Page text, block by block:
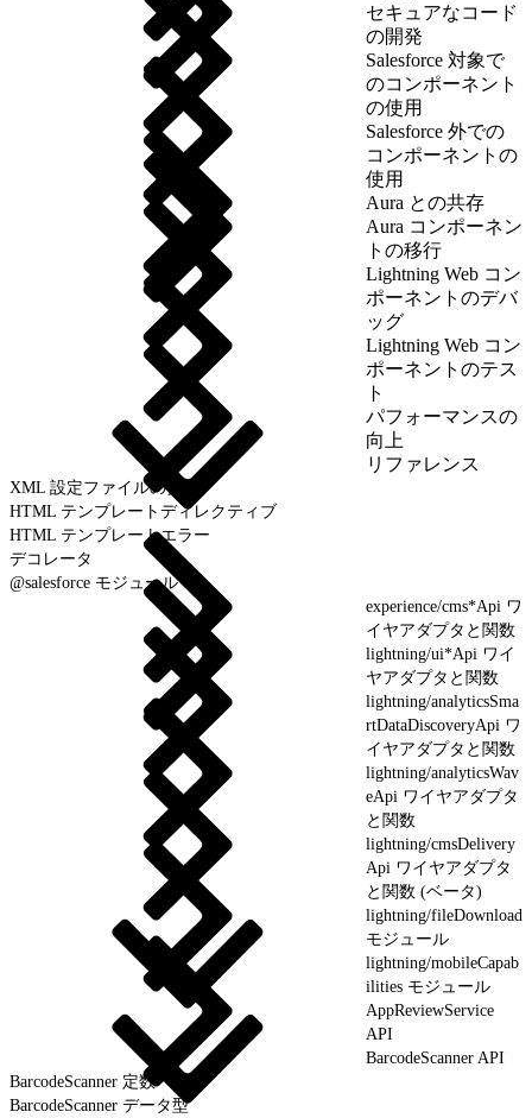
セキュアなコード
の開発
Salesforce 対象で
のコンポーネント
の使用
Salesforce 外での
コンポーネントの
使用
Aura との共存
Aura コンポーネン
トの移行
Lightning Web コン
ポーネントのデバ
ッグ
Lightning Web コン
ポーネントのテス
ト
パフォーマンスの
向上
リファレンス
XML 設定ファイルの要素
HTML テンプレートディレクティブ
HTML テンプレートエラー
デコレータ
@salesforce モジュール
experience/cms*Api ワ
イヤアダプタと関数
lightning/ui*Api ワイ
ヤアダプタと関数
lightning/analyticsSma
rtDataDiscoveryApi ワ
イヤアダプタと関数
lightning/analyticsWav
eApi ワイヤアダプタ
と関数
lightning/cmsDelivery
Api ワイヤアダプタ
と関数 (ベータ)
lightning/fileDownload
モジュール
lightning/mobileCapab
ilities モジュール
AppReviewService
API
BarcodeScanner API
BarcodeScanner 定数
BarcodeScanner データ型